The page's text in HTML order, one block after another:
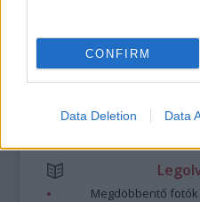
CONFIRM
Data Deletion Data
Megdöbbentő